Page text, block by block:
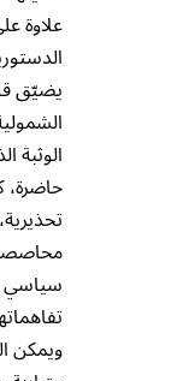
علاوة
يضيّق
الوثبة
حاضرة،
سياسي
ويمكن